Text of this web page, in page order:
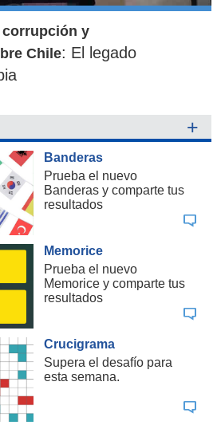
corrupción y
Chile: El legado
+
Banderas
Prueba el nuevo
Banderas y comparte tus
resultados
Memorice
Prueba el nuevo
Memorice y comparte tus
resultados
Crucigrama
Supera el desafío para
esta semana.